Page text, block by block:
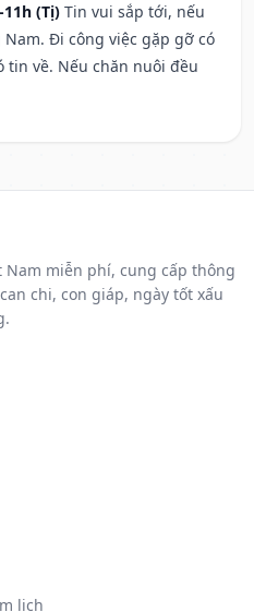
(Tị) Tin vui sắp tới, nếu
Đi công việc gặp gỡ có
tin về. Nếu chăn nuôi đều
miễn phí, cung cấp thông
chi, con giáp, ngày tốt xấu
lịch